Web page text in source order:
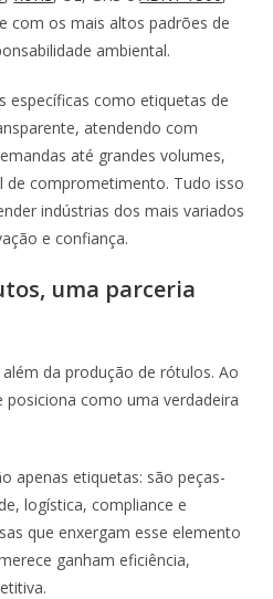
com os mais altos padrões de
ambiental.
específicas como etiquetas de
atendendo com
até grandes volumes,
de comprometimento. Tudo isso
indústrias dos mais variados
e confiança.
uma parceria
da produção de rótulos. Ao
posiciona como uma verdadeira
apenas etiquetas: são peças-
logística, compliance e
que enxergam esse elemento
ganham eficiência,